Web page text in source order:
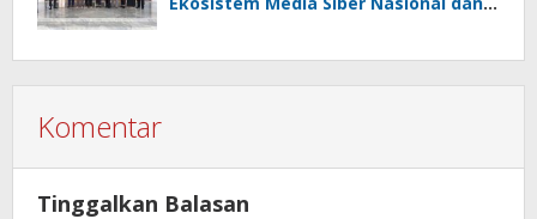
Komentar
Tinggalkan Balasan